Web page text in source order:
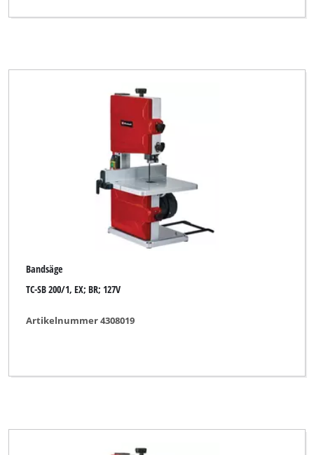
Bandsäge
TC-SB 200/1, EX; BR; 127V
Artikelnummer 4308019